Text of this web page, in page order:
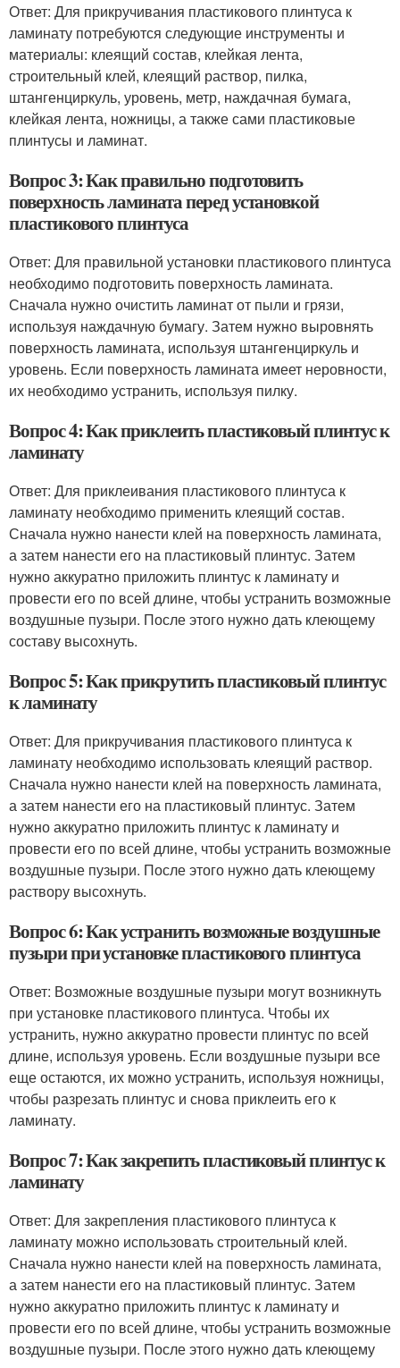
Ответ: Для прикручивания пластикового плинтуса к
ламинату потребуются следующие инструменты и
материалы: клеящий состав, клейкая лента,
строительный клей, клеящий раствор, пилка,
штангенциркуль, уровень, метр, наждачная бумага,
клейкая лента, ножницы, а также сами пластиковые
плинтусы и ламинат.
Вопрос 3: Как правильно подготовить
поверхность ламината перед установкой
пластикового плинтуса
Ответ: Для правильной установки пластикового плинтуса
необходимо подготовить поверхность ламината.
Сначала нужно очистить ламинат от пыли и грязи,
используя наждачную бумагу. Затем нужно выровнять
поверхность ламината, используя штангенциркуль и
уровень. Если поверхность ламината имеет неровности,
их необходимо устранить, используя пилку.
Вопрос 4: Как приклеить пластиковый плинтус к
ламинату
Ответ: Для приклеивания пластикового плинтуса к
ламинату необходимо применить клеящий состав.
Сначала нужно нанести клей на поверхность ламината,
а затем нанести его на пластиковый плинтус. Затем
нужно аккуратно приложить плинтус к ламинату и
провести его по всей длине, чтобы устранить возможные
воздушные пузыри. После этого нужно дать клеющему
составу высохнуть.
Вопрос 5: Как прикрутить пластиковый плинтус
к ламинату
Ответ: Для прикручивания пластикового плинтуса к
ламинату необходимо использовать клеящий раствор.
Сначала нужно нанести клей на поверхность ламината,
а затем нанести его на пластиковый плинтус. Затем
нужно аккуратно приложить плинтус к ламинату и
провести его по всей длине, чтобы устранить возможные
воздушные пузыри. После этого нужно дать клеющему
раствору высохнуть.
Вопрос 6: Как устранить возможные воздушные
пузыри при установке пластикового плинтуса
Ответ: Возможные воздушные пузыри могут возникнуть
при установке пластикового плинтуса. Чтобы их
устранить, нужно аккуратно провести плинтус по всей
длине, используя уровень. Если воздушные пузыри все
еще остаются, их можно устранить, используя ножницы,
чтобы разрезать плинтус и снова приклеить его к
ламинату.
Вопрос 7: Как закрепить пластиковый плинтус к
ламинату
Ответ: Для закрепления пластикового плинтуса к
ламинату можно использовать строительный клей.
Сначала нужно нанести клей на поверхность ламината,
а затем нанести его на пластиковый плинтус. Затем
нужно аккуратно приложить плинтус к ламинату и
провести его по всей длине, чтобы устранить возможные
воздушные пузыри. После этого нужно дать клеющему